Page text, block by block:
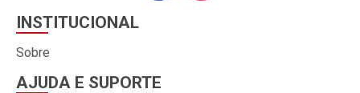
INSTITUCIONAL
Sobre
AJUDA E SUPORTE